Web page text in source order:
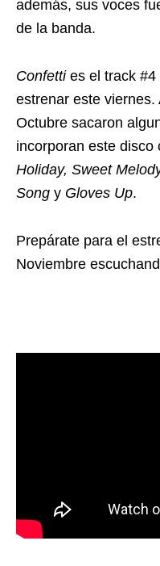
además, sus voces
de la banda.
Confetti es el track
estrenar este
Octubre sacaron
incorporan este disco
Holiday, Sweet
Song y Gloves Up.
Prepárate para el
Noviembre